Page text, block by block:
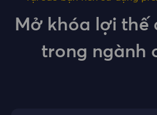
Mở khóa lợi thế
trong ngành